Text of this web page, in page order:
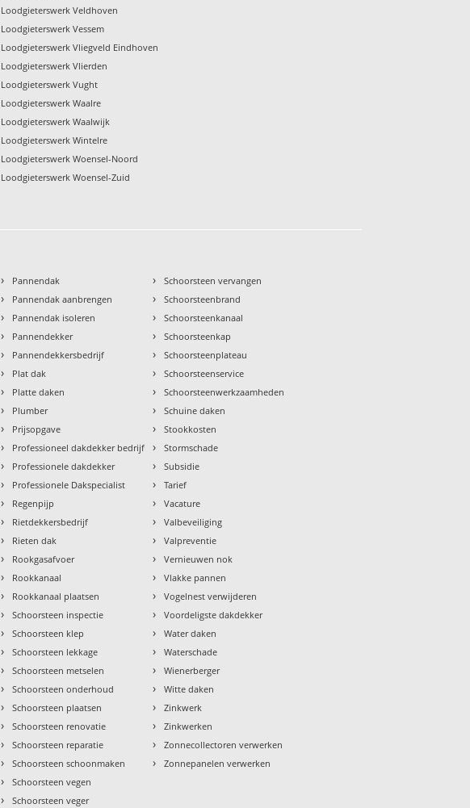
Loodgieterswerk Veldhoven
Loodgieterswerk Vessem
Loodgieterswerk Vliegveld Eindhoven
Loodgieterswerk Vlierden
Loodgieterswerk Vught
Loodgieterswerk Waalre
Loodgieterswerk Waalwijk
Loodgieterswerk Wintelre
Loodgieterswerk Woensel-Noord
Loodgieterswerk Woensel-Zuid
› Pannendak
› Pannendak aanbrengen
› Pannendak isoleren
› Pannendekker
› Pannendekkersbedrijf
› Plat dak
› Platte daken
› Plumber
› Prijsopgave
› Professioneel dakdekker bedrijf
› Professionele dakdekker
› Professionele Dakspecialist
› Regenpijp
› Rietdekkersbedrijf
› Rieten dak
› Rookgasafvoer
› Rookkanaal
› Rookkanaal plaatsen
› Schoorsteen inspectie
› Schoorsteen klep
› Schoorsteen lekkage
› Schoorsteen metselen
› Schoorsteen onderhoud
› Schoorsteen plaatsen
› Schoorsteen renovatie
› Schoorsteen reparatie
› Schoorsteen schoonmaken
› Schoorsteen vegen
› Schoorsteen veger
› Schoorsteen vervangen
› Schoorsteenbrand
› Schoorsteenkanaal
› Schoorsteenkap
› Schoorsteenplateau
› Schoorsteenservice
› Schoorsteenwerkzaamheden
› Schuine daken
› Stookkosten
› Stormschade
› Subsidie
› Tarief
› Vacature
› Valbeveiliging
› Valpreventie
› Vernieuwen nok
› Vlakke pannen
› Vogelnest verwijderen
› Voordeligste dakdekker
› Water daken
› Waterschade
› Wienerberger
› Witte daken
› Zinkwerk
› Zinkwerken
› Zonnecollectoren verwerken
› Zonnepanelen verwerken